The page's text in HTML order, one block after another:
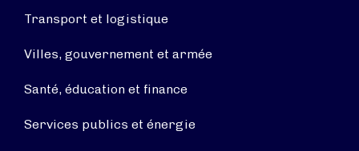
Transport et logistique
Villes, gouvernement et armée
Santé, éducation et finance
Services publics et énergie